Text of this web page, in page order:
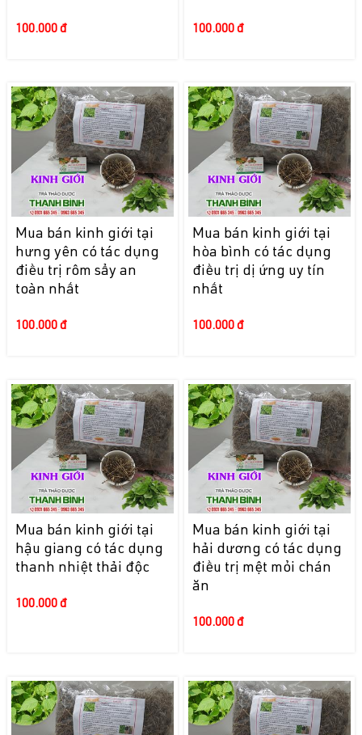
100.000 đ 100.000 đ
Mua bán kinh giới tại
hưng yên có tác dụng
điều trị rôm sẩy an
toàn nhất
100.000 đ
Mua bán kinh giới tại
hòa bình có tác dụng
điều trị dị ứng uy tín
nhất
100.000 đ
Mua bán kinh giới tại
hậu giang có tác dụng
thanh nhiệt thải độc
100.000 đ
Mua bán kinh giới tại
hải dương có tác dụng
điều trị mệt mỏi chán
ăn
100.000 đ